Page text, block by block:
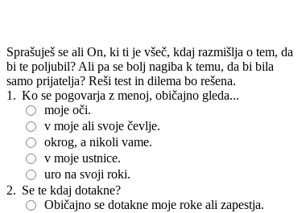
Sprašuješ se ali On, ki ti je všeč, kdaj razmišlja o tem, da
bi te poljubil? Ali pa se bolj nagiba k temu, da bi bila
samo prijatelja? Reši test in dilema bo rešena.
1. Ko se pogovarja z menoj, običajno gleda...
moje oči.
v moje ali svoje čevlje.
okrog, a nikoli vame.
v moje ustnice.
uro na svoji roki.
2. Se te kdaj dotakne?
Običajno se dotakne moje roke ali zapestja.